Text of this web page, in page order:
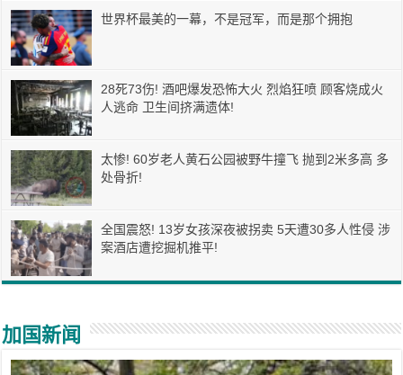
世界杯最美的一幕，不是冠军，而是那个拥抱
28死73伤! 酒吧爆发恐怖大火 烈焰狂喷 顾客烧成火
人逃命 卫生间挤满遗体!
太惨! 60岁老人黄石公园被野牛撞飞 抛到2米多高 多
处骨折!
全国震怒! 13岁女孩深夜被拐卖 5天遭30多人性侵 涉
案酒店遭挖掘机推平!
加国新闻